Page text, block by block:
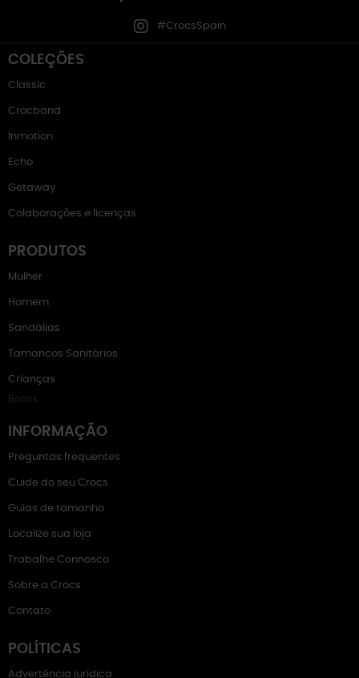
#CrocsSpain
COLEÇÕES
Classic
Crocband
Inmotion
Echo
Getaway
Colaborações e licenças
PRODUTOS
Mulher
Homem
Sandálias
Tamancos Sanitários
Crianças
Botas
INFORMAÇÃO
Preguntas frequentes
Cuide do seu Crocs
Guias de tamanho
Localize sua loja
Trabalhe Connosco
Sobre a Crocs
Contato
POLÍTICAS
Advertência jurídica